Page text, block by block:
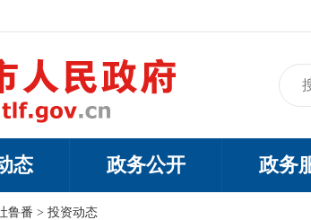
态 政务公开 政务
鲁番 > 投资动态